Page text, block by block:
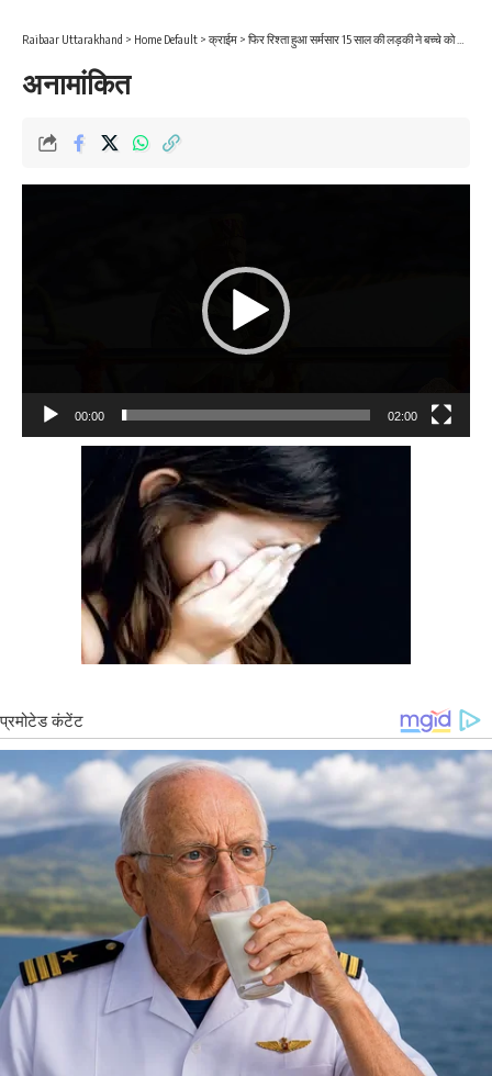
Raibaar Uttarakhand > Home Default > क्राईम > फिर रिश्ता हुआ सर्मसार 15 साल की लड़की ने बच्चे को जन्म दिया, गाँव का अधेड़ बना हैवान
अनामांकित
00:00 02:00